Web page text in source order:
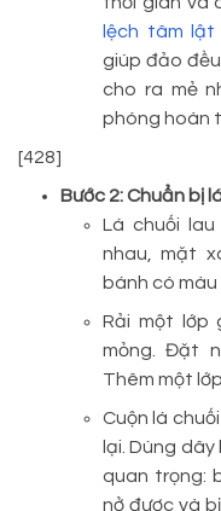
lệch tâm lật
giúp đảo
cho ra mẻ
phóng hoàn
[428]
Bước 2: Chuẩn bị
Lá chuối
nhau, mặt
bánh có màu
Rải một lớp
mỏng. Đặt
Thêm một
Cuộn lá
lại. Dùng
quan trọng:
nở được và